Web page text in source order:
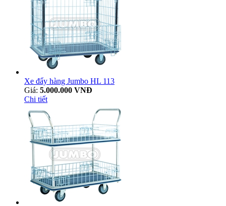
Xe đẩy hàng Jumbo HL 113
Giá: 5.000.000 VNĐ
Chi tiết